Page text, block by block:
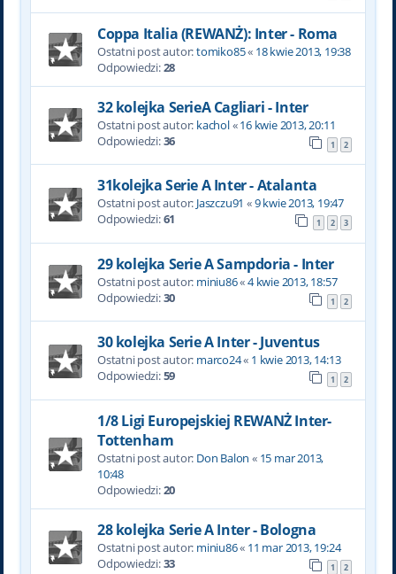
Coppa Italia (REWANŻ): Inter - Roma
Ostatni post autor:tomiko85« 18 kwie 2013, 19:38
Odpowiedzi:28
32 kolejka SerieA Cagliari - Inter
Ostatni post autor: kachol«16 kwie 2013, 20:11
Odpowiedzi:36 1 2
31kolejka Serie A Inter - Atalanta
Ostatni post autor: Jaszczu91 «9 kwie 2013, 19:47
Odpowiedzi:61 1 2 3
29 kolejka Serie A Sampdoria - Inter
Ostatni post autor: miniu86«4 kwie 2013, 18:57
Odpowiedzi:30 1 2
30 kolejka Serie A Inter - Juventus
Ostatni post autor: marco24« 1 kwie 2013, 14:13
Odpowiedzi:59 1 2
1/8 Ligi Europejskiej REWANŻ Inter-
Tottenham
Ostatni post autor: Don Balon « 15 mar 2013,
10:48
Odpowiedzi:20
28 kolejka Serie A Inter - Bologna
Ostatni post autor: miniu86« 11 mar 2013, 19:24
Odpowiedzi:33 1 2